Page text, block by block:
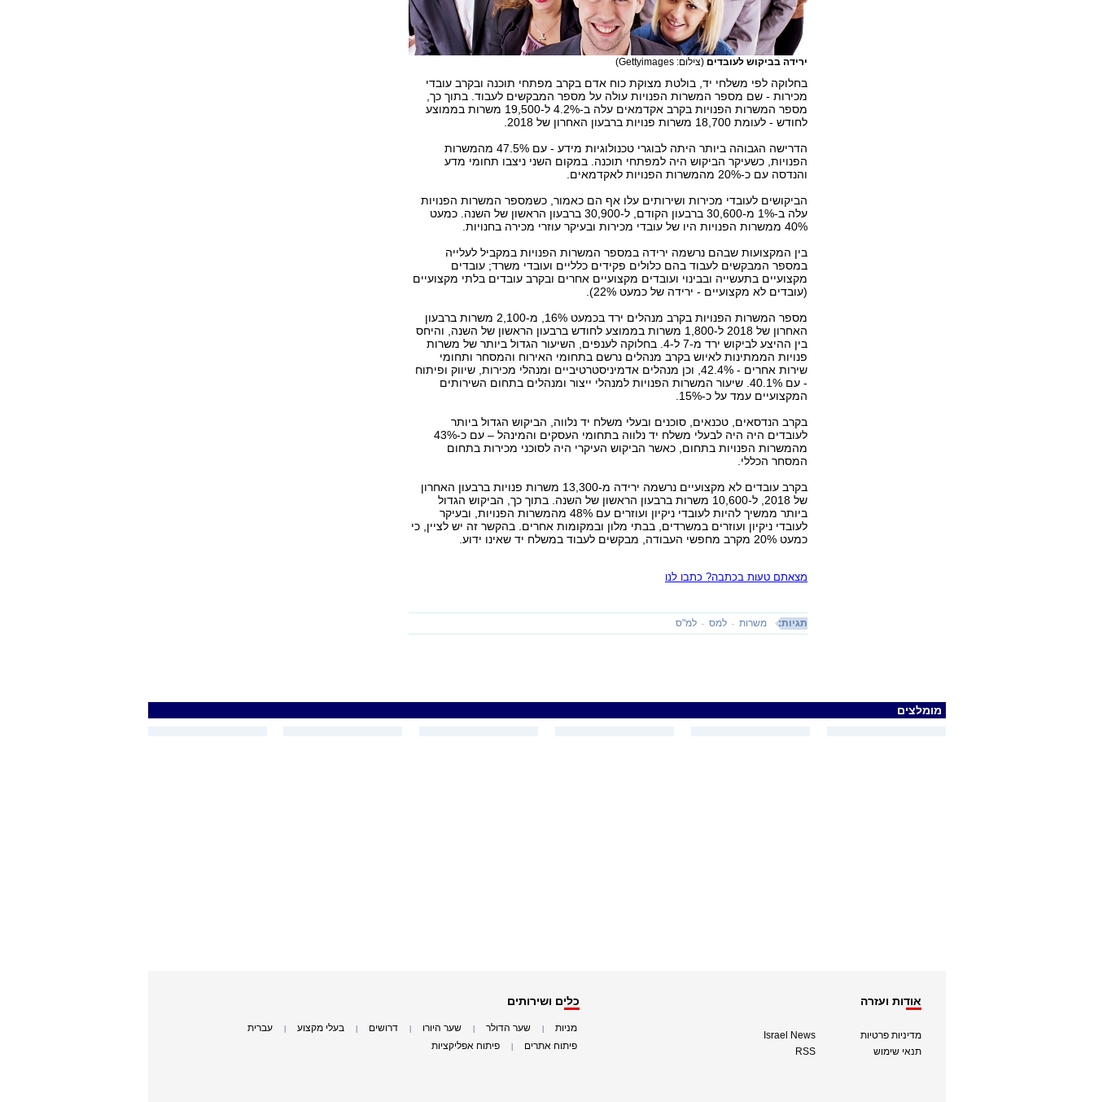
ירידה בביקוש לעובדים (צילום: Gettyimages)
בחלוקה לפי משלחי יד, בולטת מצוקת כוח אדם בקרב מפתחי תוכנה ובקרב עובדי
מכירות - שם מספר המשרות הפנויות עולה על מספר המבקשים לעבוד. בתוך כך,
מספר המשרות הפנויות בקרב אקדמאים עלה ב-4.2% ל-19,500 משרות בממוצע
לחודש - לעומת 18,700 משרות פנויות ברבעון האחרון של 2018.
הדרישה הגבוהה ביותר היתה לבוגרי טכנולוגיות מידע - עם 47.5% מהמשרות
הפנויות, כשעיקר הביקוש היה למפתחי תוכנה. במקום השני ניצבו תחומי מדע
והנדסה עם כ-20% מהמשרות הפנויות לאקדמאים.
הביקושים לעובדי מכירות ושירותים עלו אף הם כאמור, כשמספר המשרות הפנויות
עלה ב-1% מ-30,600 ברבעון הקודם, ל-30,900 ברבעון הראשון של השנה. כמעט
40% ממשרות הפנויות היו של עובדי מכירות ובעיקר עוזרי מכירה בחנויות.
בין המקצועות שבהם נרשמה ירידה במספר המשרות הפנויות במקביל לעלייה
במספר המבקשים לעבוד בהם כלולים פקידים כלליים ועובדי משרד; עובדים
מקצועיים בתעשייה ובבינוי ועובדים מקצועיים אחרים ובקרב עובדים בלתי מקצועיים
(עובדים לא מקצועיים - ירידה של כמעט 22%).
מספר המשרות הפנויות בקרב מנהלים ירד בכמעט 16%, מ-2,100 משרות ברבעון
האחרון של 2018 ל-1,800 משרות בממוצע לחודש ברבעון הראשון של השנה, והיחס
בין ההיצע לביקוש ירד מ-7 ל-4. בחלוקה לענפים, השיעור הגדול ביותר של משרות
פנויות הממתינות לאיוש בקרב מנהלים נרשם בתחומי האירוח והמסחר ותחומי
שירות אחרים - 42.4%, וכן מנהלים אדמיניסטרטיביים ומנהלי מכירות, שיווק ופיתוח
- עם 40.1%. שיעור המשרות הפנויות למנהלי ייצור ומנהלים בתחום השירותים
המקצועיים עמד על כ-15%.
בקרב הנדסאים, טכנאים, סוכנים ובעלי משלח יד נלווה, הביקוש הגדול ביותר
לעובדים היה היה לבעלי משלח יד נלווה בתחומי העסקים והמינהל – עם כ-43%
מהמשרות הפנויות בתחום, כאשר הביקוש העיקרי היה לסוכני מכירות בתחום
המסחר הכללי.
בקרב עובדים לא מקצועיים נרשמה ירידה מ-13,300 משרות פנויות ברבעון האחרון
של 2018, ל-10,600 משרות ברבעון הראשון של השנה. בתוך כך, הביקוש הגדול
ביותר ממשיך להיות לעובדי ניקיון ועוזרים עם 48% מהמשרות הפנויות, ובעיקר
לעובדי ניקיון ועוזרים במשרדים, בבתי מלון ובמקומות אחרים. בהקשר זה יש לציין, כי
כמעט 20% מקרב מחפשי העבודה, מבקשים לעבוד במשלח יד שאינו ידוע.
מצאתם טעות בכתבה? כתבו לנו
תגיות: משרות למס למ"ס
מומלצים
אודות ועזרה
מדיניות פרטיות
תנאי שימוש
Israel News
RSS
כלים ושירותים
מניות שער הדולר שער היורו דרושים בעלי מקצוע עברית
פיתוח אתרים פיתוח אפליקציות